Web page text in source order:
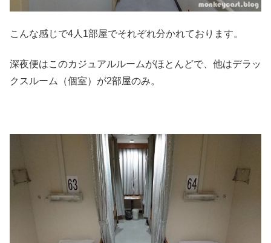
こんな感じで4人1部屋でそれぞれ分かれております。
深夜便はこのカジュアルルームがほとんどで、他はデラッ
クスルーム（個室）が2部屋のみ。